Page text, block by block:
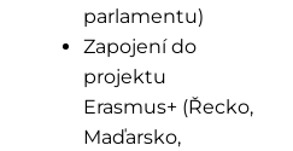
parlamentu)
Zapojení do
projektu
Erasmus+ (Řecko,
Maďarsko,